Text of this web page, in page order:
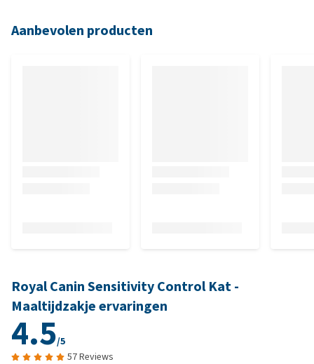
Aanbevolen producten
Royal Canin Sensitivity Control Kat -
Maaltijdzakje ervaringen
4.5/5
57 Reviews